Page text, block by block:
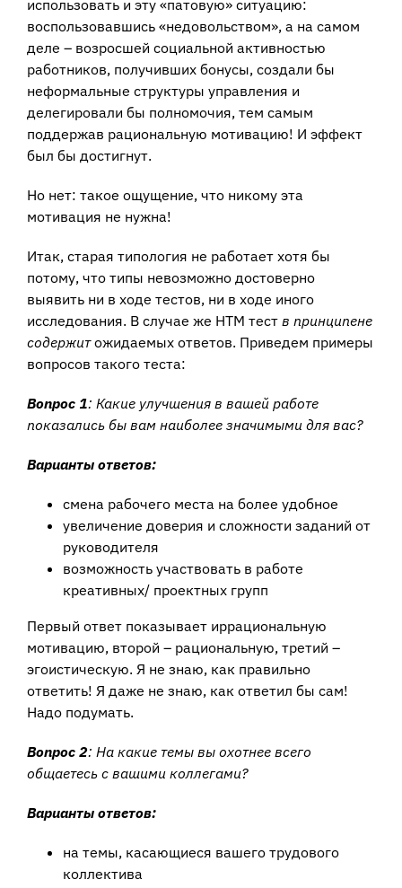
использовать и эту «патовую» ситуацию:
воспользовавшись «недовольством», а на самом
деле – возросшей социальной активностью
работников, получивших бонусы, создали бы
неформальные структуры управления и
делегировали бы полномочия, тем самым
поддержав рациональную мотивацию! И эффект
был бы достигнут.
Но нет: такое ощущение, что никому эта
мотивация не нужна!
Итак, старая типология не работает хотя бы
потому, что типы невозможно достоверно
выявить ни в ходе тестов, ни в ходе иного
исследования. В случае же НТМ тест в принципене
содержитожидаемых ответов. Приведем примеры
вопросов такого теста:
Вопрос 1: Какие улучшения в вашей работе
показались бы вам наиболее значимыми для вас?
Варианты ответов:
смена рабочего места на более удобное
увеличение доверия и сложности заданий от
руководителя
возможность участвовать в работе
креативных/ проектных групп
Первый ответ показывает иррациональную
мотивацию, второй – рациональную, третий –
эгоистическую. Я не знаю, как правильно
ответить! Я даже не знаю, как ответил бы сам!
Надо подумать.
Вопрос 2: На какие темы вы охотнее всего
общаетесь с вашими коллегами?
Варианты ответов:
на темы, касающиеся вашего трудового
коллектива